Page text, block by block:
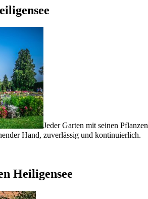
Jeder Garten mit seinen
Hand, zuverlässig und kontinuierlich.
Heiligensee